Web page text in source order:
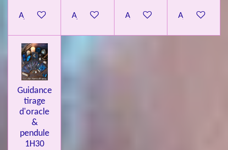
Ajouter au panierAjouter au panierAjouter au panierAjouter au
Guidance
tirage
d'oracle
&
pendule
1H30